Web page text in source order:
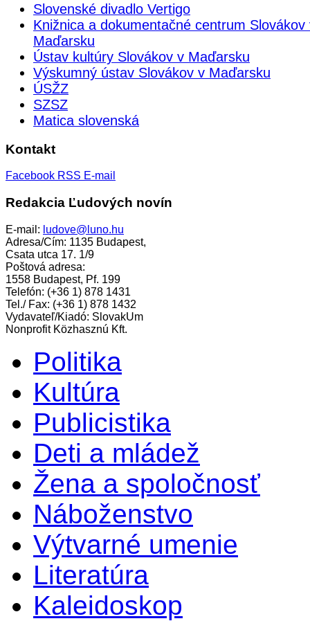
Slovenské divadlo Vertigo
Knižnica a dokumentačné centrum Slovákov
Maďarsku
Ústav kultúry Slovákov v Maďarsku
Výskumný ústav Slovákov v Maďarsku
ÚSŽZ
SZSZ
Matica slovenská
Kontakt
Facebook RSS E-mail
Redakcia Ľudových novín
E-mail: ludove@luno.hu
Adresa/Cím: 1135 Budapest,
Csata utca 17. 1/9
Poštová adresa:
1558 Budapest, Pf. 199
Telefón: (+36 1) 878 1431
Tel./ Fax: (+36 1) 878 1432
Vydavateľ/Kiadó: SlovakUm
Nonprofit Közhasznú Kft.
Politika
Kultúra
Publicistika
Deti a mládež
Žena a spoločnosť
Náboženstvo
Výtvarné umenie
Literatúra
Kaleidoskop